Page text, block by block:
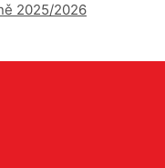
2025/2026